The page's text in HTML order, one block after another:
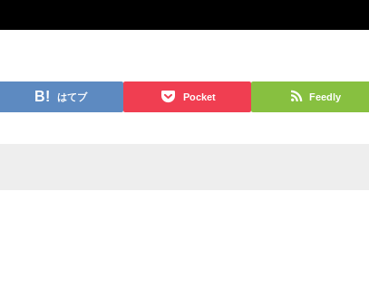
はてブ Pocket Feedly